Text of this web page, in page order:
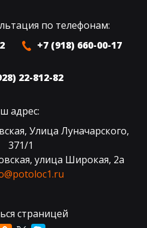
по телефонам:
+7 (918) 660-00-17
22-812-82
адрес:
Улица Луначарского,
371/1
улица Широкая, 2а
страницей